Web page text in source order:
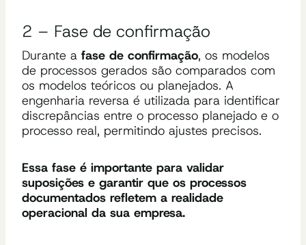
2 – Fase de confirmação
Durante a fase de confirmação, os modelos
de processos gerados são comparados com
os modelos teóricos ou planejados. A
engenharia reversa é utilizada para identificar
discrepâncias entre o processo planejado e o
processo real, permitindo ajustes precisos.
Essa fase é importante para validar
suposições e garantir que os processos
documentados refletem a realidade
operacional da sua empresa.